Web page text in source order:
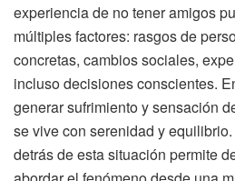
experiencia de no tener amigos
múltiples factores: rasgos de
concretas, cambios sociales,
incluso decisiones conscientes.
generar sufrimiento y sensación
se vive con serenidad y
detrás de esta situación permite